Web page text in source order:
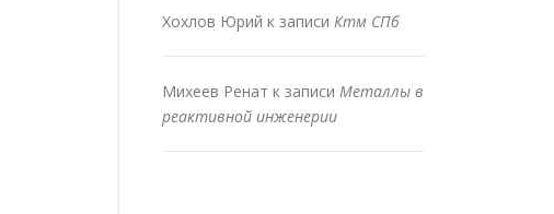
Хохлов Юрий к записи Ктм СПб
Михеев Ренат к записи Металлы в
реактивной инженерии